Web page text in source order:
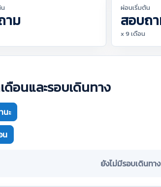
าม
ผ่อนเริ่มต้น
สอบถ
x 9 เดือน
ดือนและรอบเดินทาง
นะ
น
ยังไม่มีรอบเดินทา